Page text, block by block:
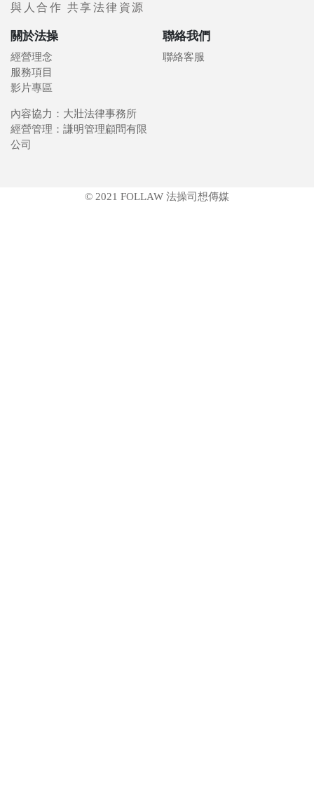
與人合作 共享法律資源
關於法操
經營理念
服務項目
影片專區
聯絡我們
聯絡客服
內容協力：大壯法律事務所
經營管理：謙明管理顧問有限
公司
© 2021 FOLLAW 法操司想傳媒